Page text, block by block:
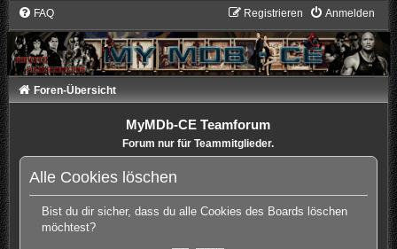
FAQ Anmelden
Registrieren
Foren-Übersicht
MyMDb-CE Teamforum
Forum nur für Teammitglieder.
Alle Cookies löschen
Bist du dir sicher, dass du alle Cookies des Boards löschen
möchtest?